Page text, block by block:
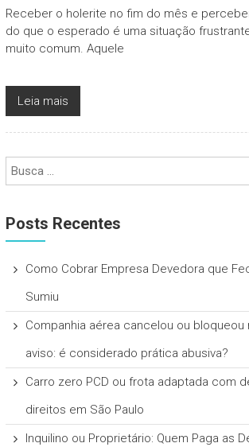
Receber o holerite no fim do mês e
do que o esperado é uma situação
muito comum. Aquele
Leia mais
Posts Recentes
Como Cobrar Empresa Devedora que
Sumiu
Companhia aérea cancelou ou bloqueou
aviso: é considerado prática abusiva?
Carro zero PCD ou frota adaptada com
direitos em São Paulo
Inquilino ou Proprietário: Quem Paga as